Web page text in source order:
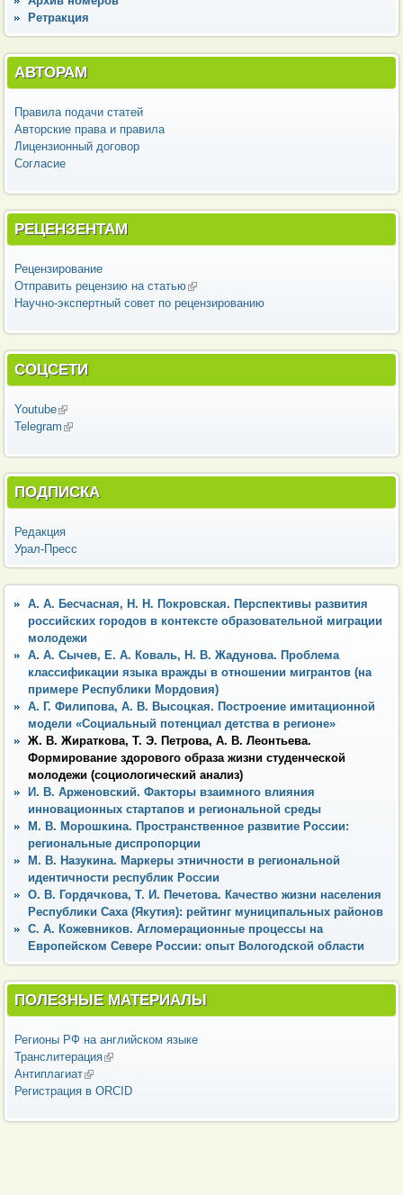
Ретракция
АВТОРАМ
Правила подачи статей
Авторские права и правила
Лицензионный договор
Согласие
РЕЦЕНЗЕНТАМ
Рецензирование
Отправить рецензию на статью(внешняя ссылка)
Научно-экспертный совет по рецензированию
СОЦСЕТИ
Youtube(внешняя ссылка)
Telegram (внешняя ссылка)
ПОДПИСКА
Редакция
Урал-Пресс
А. А. Бесчасная, Н. Н. Покровская. Перспективы развития
российских городов в контексте образовательной миграции
молодежи
А. А. Сычев, Е. А. Коваль, Н. В. Жадунова. Проблема
классификации языка вражды в отношении мигрантов (на
примере Республики Мордовия)
А. Г. Филипова, А. В. Высоцкая. Построение имитационной
модели «Cоциальный потенциал детства в регионе»
Ж. В. Жираткова, Т. Э. Петрова, А. В. Леонтьева.
Формирование здорового образа жизни студенческой
молодежи (социологический анализ)
И. В. Арженовский. Факторы взаимного влияния
инновационных cтартапов и региональной среды
М. В. Морошкина. Пространственное развитие России:
региональные диспропорции
М. В. Назукина. Маркеры этничности в региональной
идентичности республик России
О. В. Гордячкова, Т. И. Печетова. Качество жизни населения
Республики Саха (Якутия): рейтинг муниципальных районов
С. А. Кожевников. Агломерационные процессы на
Европейском Севере России: опыт Вологодской области
ПОЛЕЗНЫЕ МАТЕРИАЛЫ
Регионы РФ на английском языке
Транслитерация(внешняя ссылка)
Антиплагиат(внешняя ссылка)
Регистрация в ORCID